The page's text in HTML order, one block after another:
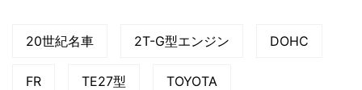
20世紀名車 2T-G型エンジン DOHC
FR TE27型 TOYOTA